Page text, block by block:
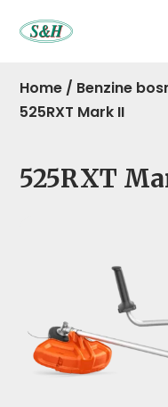
Home / Benzine
525RXT Mark II
525RXT